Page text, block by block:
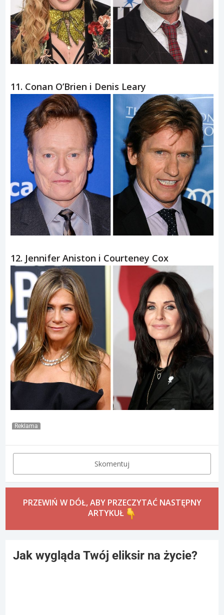
11. Conan O’Brien i Denis Leary
12. Jennifer Aniston i Courteney Cox
Reklama
Skomentuj
PRZEWIŃ W DÓŁ, ABY PRZECZYTAĆ NASTĘPNY
ARTYKUŁ
Jak wygląda Twój eliksir na życie?